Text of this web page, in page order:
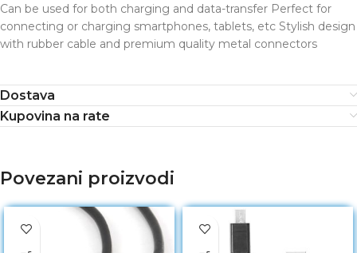
Can be used for both charging and data-transfer Perfect for
connecting or charging smartphones, tablets, etc Stylish design
with rubber cable and premium quality metal connectors
Dostava
Kupovina na rate
Povezani proizvodi